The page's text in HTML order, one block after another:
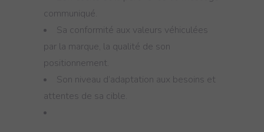
communiqué.
Sa conformité aux valeurs véhiculées
par la marque, la qualité de son
positionnement.
Son niveau d’adaptation aux besoins et
attentes de sa cible.